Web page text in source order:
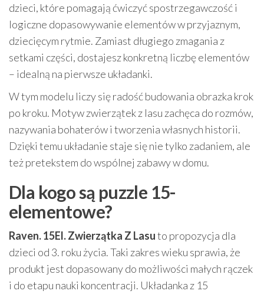
dzieci, które pomagają ćwiczyć spostrzegawczość i
logiczne dopasowywanie elementów w przyjaznym,
dziecięcym rytmie. Zamiast długiego zmagania z
setkami części, dostajesz konkretną liczbę elementów
– idealną na pierwsze układanki.
W tym modelu liczy się radość budowania obrazka krok
po kroku. Motyw zwierzątek z lasu zachęca do rozmów,
nazywania bohaterów i tworzenia własnych historii.
Dzięki temu układanie staje się nie tylko zadaniem, ale
też pretekstem do wspólnej zabawy w domu.
Dla kogo są puzzle 15-
elementowe?
Raven. 15El. Zwierzątka Z Lasuto propozycja dla
dzieci od 3. roku życia. Taki zakres wieku sprawia, że
produkt jest dopasowany do możliwości małych rączek
i do etapu nauki koncentracji. Układanka z 15